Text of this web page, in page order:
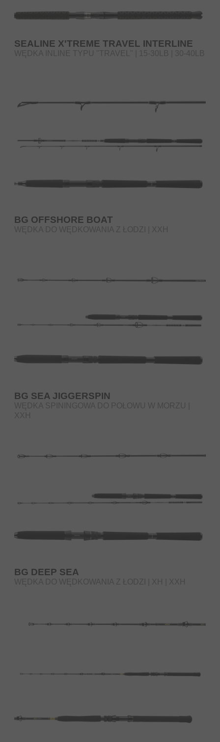
SEALINE X'TREME TRAVEL INTERLINE
WĘDKA INLINE TYPU "TRAVEL" | 15-30LB | 30-40LB
BG OFFSHORE BOAT
WĘDKA DO WĘDKOWANIA Z ŁODZI | XXH
BG SEA JIGGERSPIN
WĘDKA SPININGOWA DO POŁOWU W MORZU |
XXH
BG DEEP SEA
WĘDKA DO WĘDKOWANIA Z ŁODZI | XH | XXH